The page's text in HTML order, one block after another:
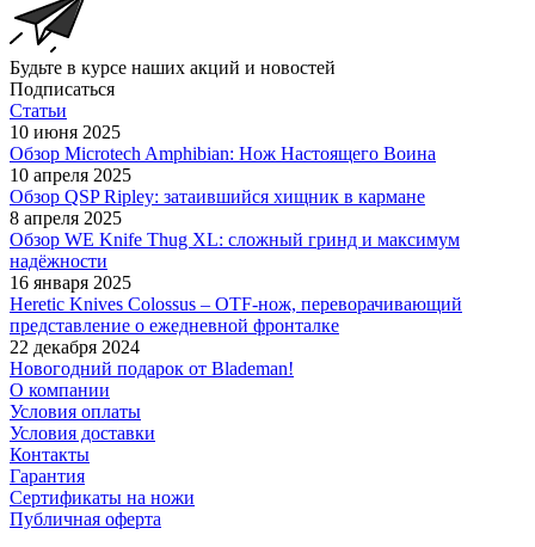
Будьте в курсе наших акций и новостей
Подписаться
Статьи
10 июня 2025
Обзор Microtech Amphibian: Нож Настоящего Воина
10 апреля 2025
Обзор QSP Ripley: затаившийся хищник в кармане
8 апреля 2025
Обзор WE Knife Thug XL: сложный гринд и максимум
надёжности
16 января 2025
Heretic Knives Colossus – OTF-нож, переворачивающий
представление о ежедневной фронталке
22 декабря 2024
Новогодний подарок от Blademan!
О компании
Условия оплаты
Условия доставки
Контакты
Гарантия
Сертификаты на ножи
Публичная оферта